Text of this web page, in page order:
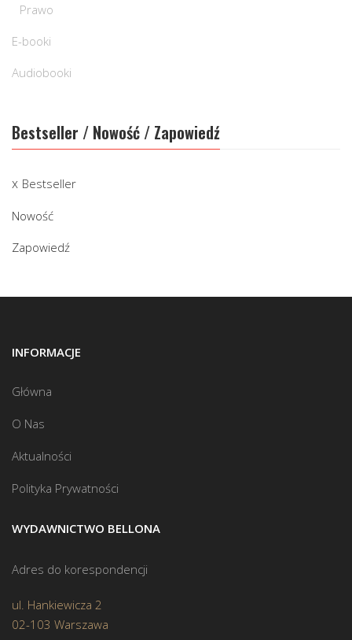
Prawo
E-booki
Audiobooki
Bestseller / Nowość / Zapowiedź
Bestseller
Nowość
Zapowiedź
INFORMACJE
Główna
O Nas
Aktualności
Polityka Prywatności
WYDAWNICTWO BELLONA
Adres do korespondencji
ul. Hankiewicza 2
02-103 Warszawa